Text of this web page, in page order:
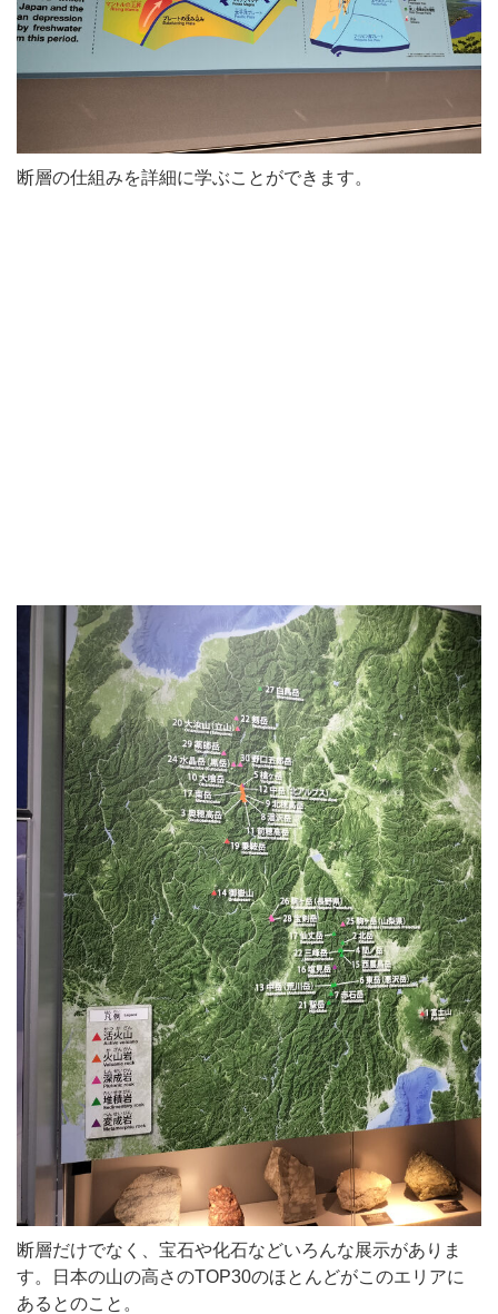
断層の仕組みを詳細に学ぶことができます。
断層だけでなく、宝石や化石などいろんな展示がありま
す。日本の山の高さのTOP30のほとんどがこのエリアに
あるとのこと。